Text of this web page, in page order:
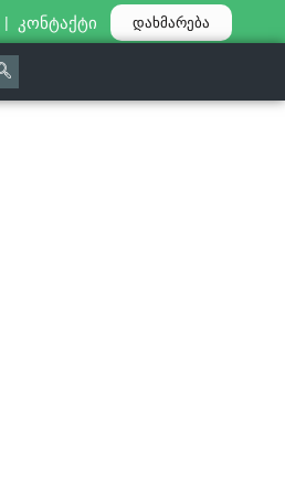
| კონტაქტი დახმარება